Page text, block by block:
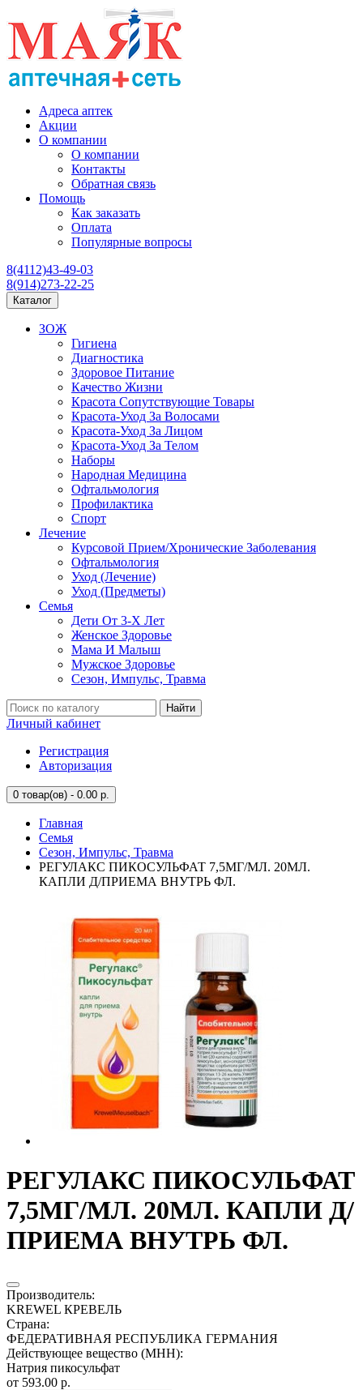
Адреса аптек
Акции
О компании
О компании
Контакты
Обратная связь
Помощь
Как заказать
Оплата
Популярные вопросы
8(4112)43-49-03
8(914)273-22-25
Каталог
ЗОЖ
Гигиена
Диагностика
Здоровое Питание
Качество Жизни
Красота Сопутствующие Товары
Красота-Уход За Волосами
Красота-Уход За Лицом
Красота-Уход За Телом
Наборы
Народная Медицина
Офтальмология
Профилактика
Спорт
Лечение
Курсовой Прием/Хронические Заболевания
Офтальмология
Уход (Лечение)
Уход (Предметы)
Семья
Дети От 3-Х Лет
Женское Здоровье
Мама И Малыш
Мужское Здоровье
Сезон, Импульс, Травма
Найти
Личный кабинет
Регистрация
Авторизация
0 товар(ов) - 0.00 р.
Главная
Семья
Сезон, Импульс, Травма
РЕГУЛАКС ПИКОСУЛЬФАТ 7,5МГ/МЛ. 20МЛ.
КАПЛИ Д/ПРИЕМА ВНУТРЬ ФЛ.
РЕГУЛАКС ПИКОСУЛЬФАТ
7,5МГ/МЛ. 20МЛ. КАПЛИ Д/
ПРИЕМА ВНУТРЬ ФЛ.
Производитель:
KREWEL КРЕВЕЛЬ
Страна:
ФЕДЕРАТИВНАЯ РЕСПУБЛИКА ГЕРМАНИЯ
Действующее вещество (МНН):
Натрия пикосульфат
от 593.00 р.